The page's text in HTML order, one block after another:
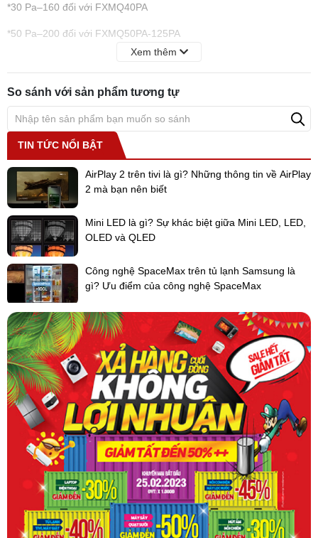
*30 Pa–160 đối với FXMQ40PA
*50 Pa–200 đối với FXMQ50PA-125PA
- Tất cả các model có độ dày chỉ 300 mm và trọng lượng của các
model FXMQ40-140PA đều giảm.
- Bơm nước xả được lắp sẵn với độ nâng đường ống là 700 mm.
- Có thể lựa chọn tốc độ gió theo 3 cấp độ hoặc tự động. Điều
khiển lưu lượng gió tự động có thể được cài đặt bằng điều khiển từ
xa có dây BRC1E63.
- Độ ồn thấp
- Hiệu suất năng lượng
Động cơ quạt DC giúp vận hành tiết kiệm năng lượng
- Dễ dàng lắp đặt
Xem thêm
So sánh với sản phẩm tương tự
TIN TỨC NỔI BẬT
AirPlay 2 trên tivi là gì? Những thông tin về AirPlay
2 mà bạn nên biết
Mini LED là gì? Sự khác biệt giữa Mini LED, LED,
OLED và QLED
Công nghệ SpaceMax trên tủ lạnh Samsung là
gì? Ưu điểm của công nghệ SpaceMax